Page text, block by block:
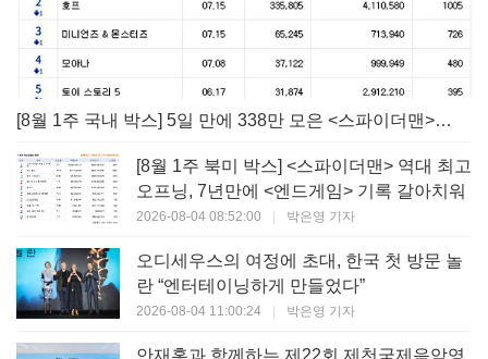
[8월 1주 국내 박스] 5일 만에 338만 모은 <스파이더맨> 극장가 235% 대반등, <호프>는 400만 돌파
[8월 1주 북미 박스] <스파이더맨> 역대 최고
오프닝, 7년만에 <엔드게임> 기록 갈아치워
2026-08-04 08:52:00 | 박은영 기자
오디세우스의 여정에 초대, 한국 첫 방문 놀
란 “엔터테이닝하게 만들었다”
2026-08-04 11:00:24 | 박은영 기자
안재홍과 함께하는 제22회 제천국제음악영